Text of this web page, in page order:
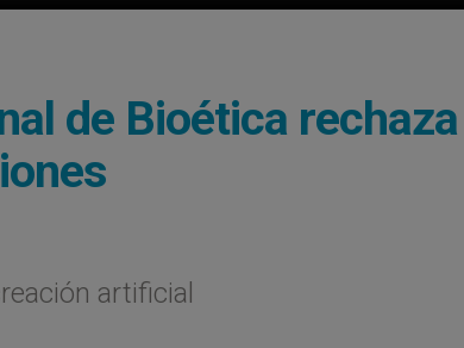
de Bioética
artificial